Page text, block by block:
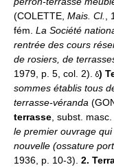
(COLETTE, Mais. Cl.,
fém. La Société
rentrée des cours
de rosiers, de
1979, p. 5, col. 2).
)
sommes établis tous
terrasse-véranda
terrasse, subst. masc.
le premier ouvrage
nouvelle (ossature
1936, p. 10-3). 2.